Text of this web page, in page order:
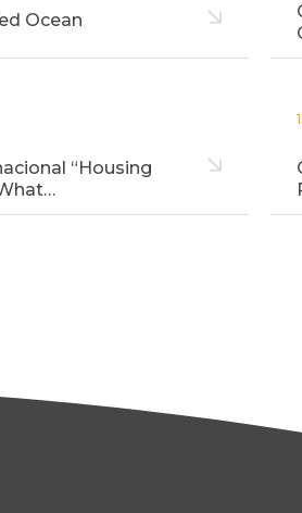
Ocean
“Housing